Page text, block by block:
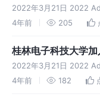
界大赛
2022年3月21日 2022
简称：ACP世界大赛）中
4年前 205
桂林电子科技大学
Professional世界大
2022年3月21日 2022
简称：ACP世界大赛）中
4年前 182